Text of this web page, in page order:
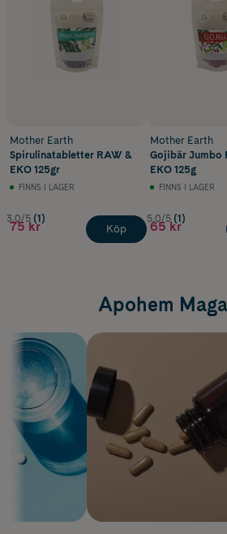
Mother Earth
Spirulinatabletter RAW &
EKO 125gr
FINNS I LAGER
3.0/5 (1)
75 kr Köp
Mother Earth
Gojibär Jumbo
EKO 125g
FINNS I LAGER
5.0/5 (1)
65 kr
Apohem